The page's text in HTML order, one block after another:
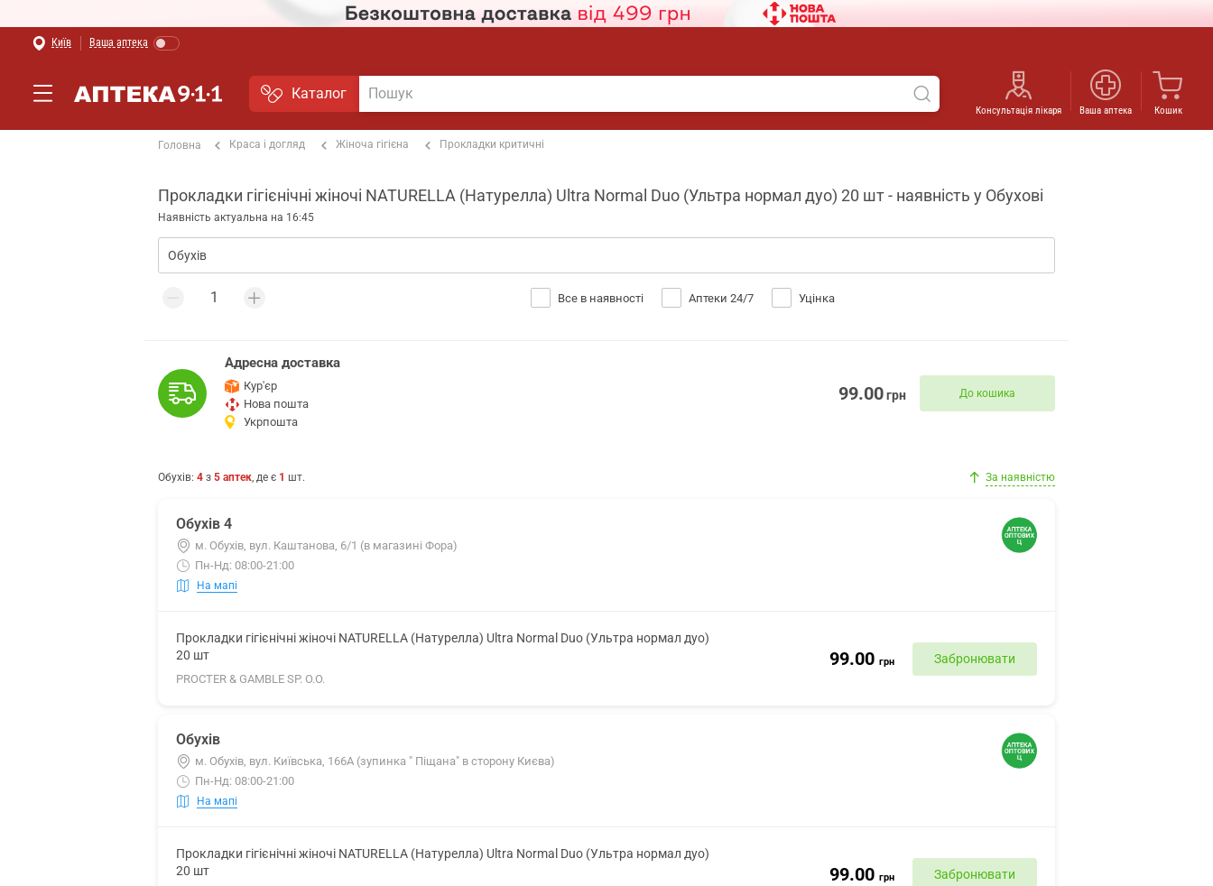
Київ Ваша аптека
Каталог
Консультація лікаря Ваша аптека Кошик
Головна Краса і догляд Жіноча гігієна Прокладки критичні
Прокладки гігієнічні жіночі NATURELLA (Натурелла) Ultra Normal Duo (Ультра нормал дуо) 20 шт - наявність у Обухові
Наявність актуальна на 16:45
Все в наявності Аптеки 24/7 Уцінка
Адресна доставка
Кур'єр
Нова пошта
Укрпошта
99.00грн До кошика
Обухів: 4 з 5 аптек, де є 1 шт. За наявністю
Обухів 4
м. Обухів, вул. Каштанова, 6/1 (в магазині Фора)
Пн-Нд: 08:00-21:00
На мапі
Прокладки гігієнічні жіночі NATURELLA (Натурелла) Ultra Normal Duo (Ультра нормал дуо)
20 шт
PROCTER & GAMBLE SP. O.O.
99.00 грн Забронювати
Обухів
м. Обухів, вул. Київська, 166А (зупинка " Піщана" в сторону Києва)
Пн-Нд: 08:00-21:00
На мапі
Прокладки гігієнічні жіночі NATURELLA (Натурелла) Ultra Normal Duo (Ультра нормал дуо)
20 шт
99.00 грн Забронювати